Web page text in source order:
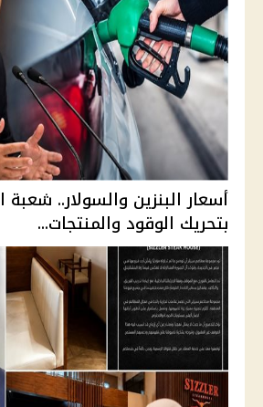
أسعار البنزين والسولار.. شعبة
بتحريك الوقود والمنتجات...